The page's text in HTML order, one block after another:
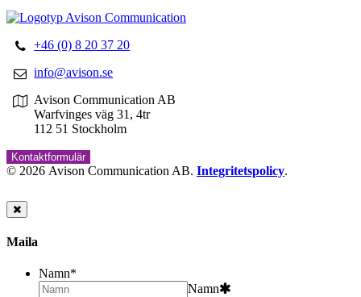
+46 (0) 8 20 37 20
info@avison.se
Avison Communication AB
Warfvinges väg 31, 4tr
112 51 Stockholm
Kontaktformulär
© 2026 Avison Communication AB. Integritetspolicy.
Maila
Namn*
Namn